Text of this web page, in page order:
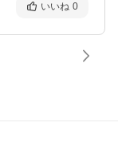
いいね 0